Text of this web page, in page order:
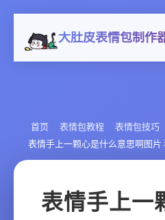
大肚皮表情包制作
首页 表情包教程
表情包技巧
表情手上一颗心是什么意思啊图片
表情手上一